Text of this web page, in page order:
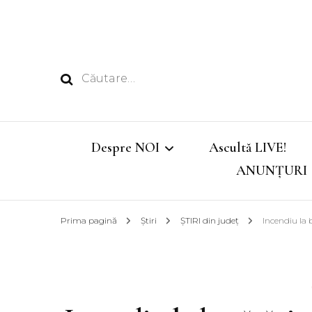
Caută
Despre NOI Ascultă LIVE!
ANUNȚURI
Prima pagină Știri ȘTIRI din județ Incendiu la